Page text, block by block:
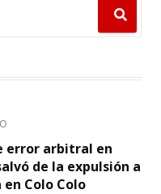
error arbitral en
de la expulsión a
Colo Colo